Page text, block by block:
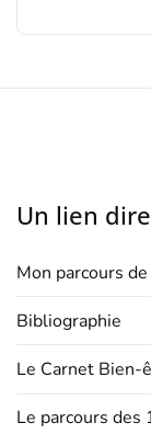
Un lien
Mon parcours
Bibliographie
Le Carnet Bien-
Le parcours des